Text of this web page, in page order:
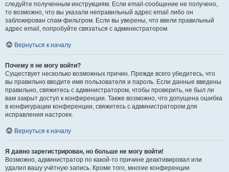
следуйте полученным инструкциям. Если email-сообщение не получено,
то возможно, что вы указали неправильный адрес email либо он
заблокирован спам-фильтром. Если вы уверены, что ввели правильный
адрес email, попробуйте связаться с администратором.
Вернуться к началу
Почему я не могу войти?
Существует несколько возможных причин. Прежде всего убедитесь, что
вы правильно вводите имя пользователя и пароль. Если данные введены
правильно, свяжитесь с администратором, чтобы проверить, не был ли
вам закрыт доступ к конференции. Также возможно, что допущена ошибка
в конфигурации конференции, свяжитесь с администратором для
исправления настроек.
Вернуться к началу
Я давно зарегистрирован, но больше не могу войти!
Возможно, администратор по какой-то причине деактивировал или
удалил вашу учётную запись. Кроме того, многие конференции